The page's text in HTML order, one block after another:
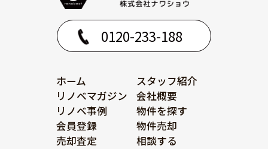
0120-233-188
ホーム
スタッフ紹介
リノベマガジン
会社概要
リノベ事例
物件を探す
会員登録
物件売却
売却査定
相談する